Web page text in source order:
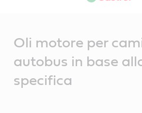
Oli motore per
autobus in base
specifica